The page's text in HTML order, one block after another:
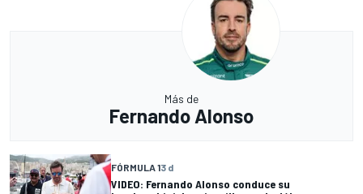
Más de
Fernando Alonso
FÓRMULA 13 d
VIDEO: Fernando Alonso conduce su